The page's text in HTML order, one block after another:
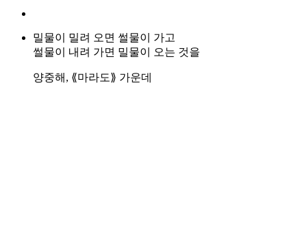
밀물이 밀려 오면 썰물이 가고
썰물이 내려 가면 밀물이 오는 것을
양중해, ⟪마라도⟫ 가운데